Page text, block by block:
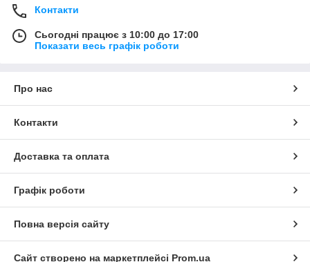
Контакти
Сьогодні працює з 10:00 до 17:00
Показати весь графік роботи
Про нас
Контакти
Доставка та оплата
Графік роботи
Повна версія сайту
Сайт створено на маркетплейсі Prom.ua